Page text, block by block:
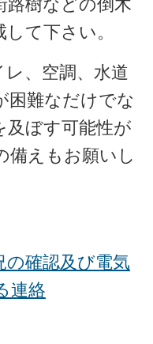
樹などの倒木
て下さい。
、空調、水道
困難なだけでな
及ぼす可能性が
備えもお願いし
確認及び電気
連絡